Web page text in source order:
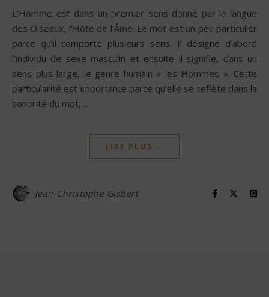
L’Homme est dans un premier sens donné par la langue
des Oiseaux, l’Hôte de l’Âme. Le mot est un peu particulier
parce qu’il comporte plusieurs sens. Il désigne d’abord
l’individu de sexe masculin et ensuite il signifie, dans un
sens plus large, le genre humain « les Hommes ». Cette
particularité est importante parce qu’elle se reflète dans la
sonorité du mot,…
LIRE PLUS...
Jean-Christophe Gisbert